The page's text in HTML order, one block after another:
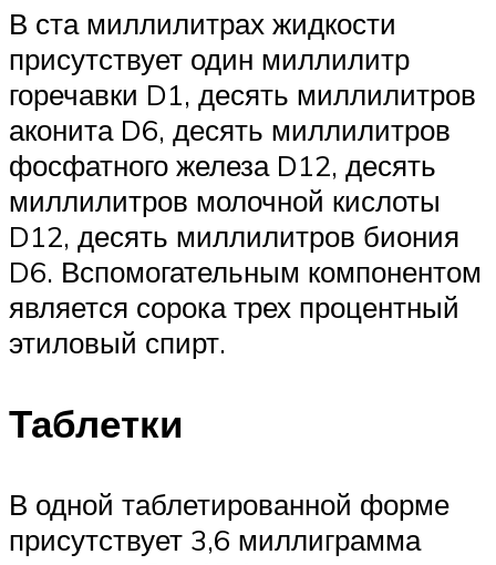
В ста миллилитрах жидкости
присутствует один миллилитр
горечавки D1, десять миллилитров
аконита D6, десять миллилитров
фосфатного железа D12, десять
миллилитров молочной кислоты
D12, десять миллилитров биония
D6. Вспомогательным компонентом
является сорока трех процентный
этиловый спирт.
Таблетки
В одной таблетированной форме
присутствует 3,6 миллиграмма